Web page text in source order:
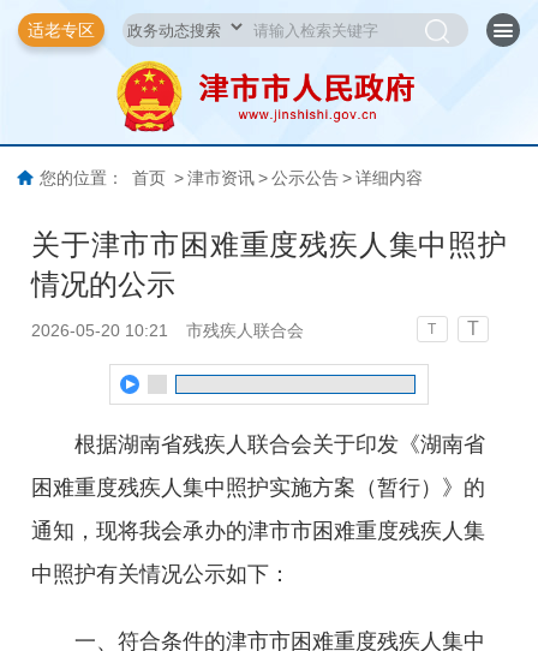
适老专区
您的位置： 首页 > 津市资讯 > 公示公告 > 详细内容
关于津市市困难重度残疾人集中照护
情况的公示
2026-05-20 10:21 市残疾人联合会 T T
根据湖南省残疾人联合会关于印发《湖南省
困难重度残疾人集中照护实施方案（暂行）》的
通知，现将我会承办的津市市困难重度残疾人集
中照护有关情况公示如下：
一、符合条件的津市市困难重度残疾人集中